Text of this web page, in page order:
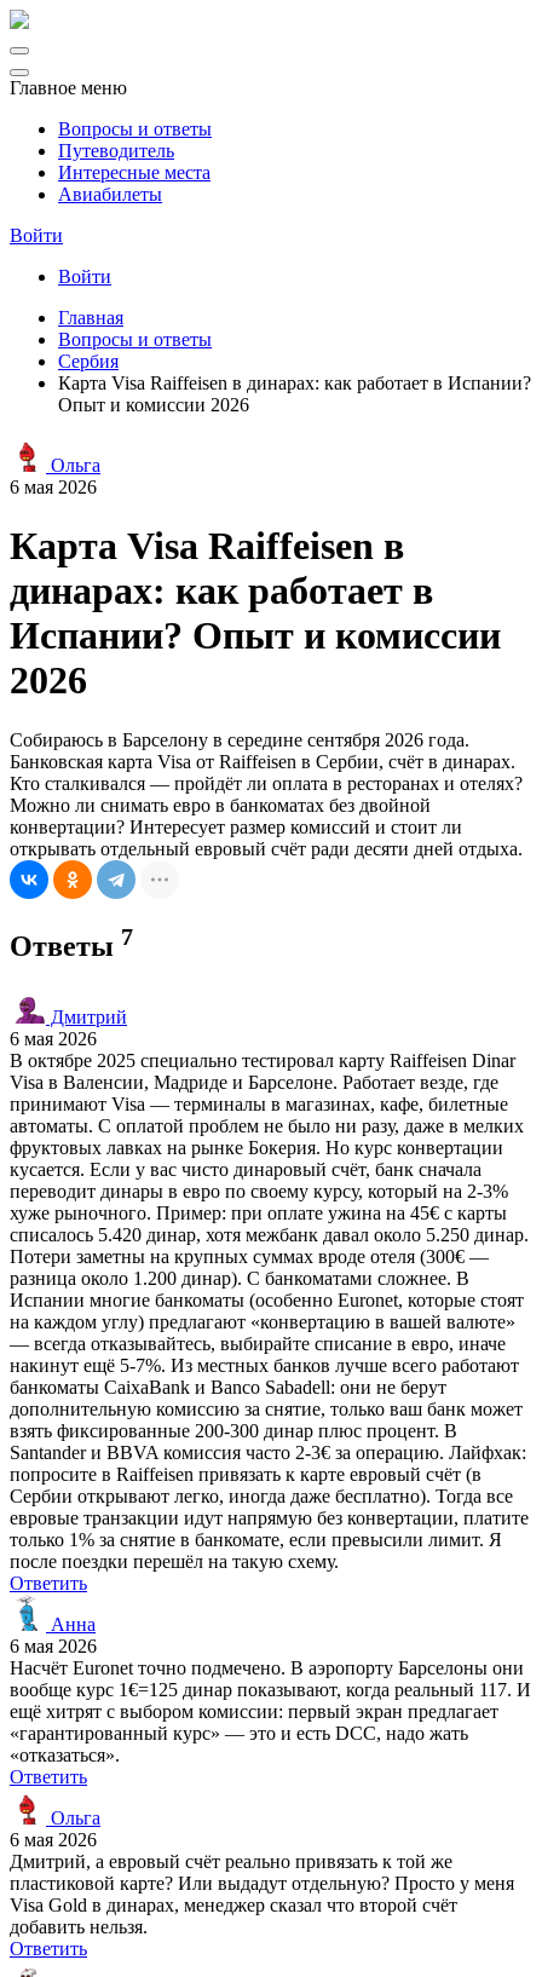
Главное меню
Вопросы и ответы
Путеводитель
Интересные места
Авиабилеты
Войти
Войти
Главная
Вопросы и ответы
Сербия
Карта Visa Raiffeisen в динарах: как работает в Испании?
Опыт и комиссии 2026
Ольга
6 мая 2026
Карта Visa Raiffeisen в
динарах: как работает в
Испании? Опыт и комиссии
2026
Собираюсь в Барселону в середине сентября 2026 года.
Банковская карта Visa от Raiffeisen в Сербии, счёт в динарах.
Кто сталкивался — пройдёт ли оплата в ресторанах и отелях?
Можно ли снимать евро в банкоматах без двойной
конвертации? Интересует размер комиссий и стоит ли
открывать отдельный евровый счёт ради десяти дней отдыха.
Ответы 7
Дмитрий
6 мая 2026
В октябре 2025 специально тестировал карту Raiffeisen Dinar
Visa в Валенсии, Мадриде и Барселоне. Работает везде, где
принимают Visa — терминалы в магазинах, кафе, билетные
автоматы. С оплатой проблем не было ни разу, даже в мелких
фруктовых лавках на рынке Бокерия. Но курс конвертации
кусается. Если у вас чисто динаровый счёт, банк сначала
переводит динары в евро по своему курсу, который на 2-3%
хуже рыночного. Пример: при оплате ужина на 45€ с карты
списалось 5.420 динар, хотя межбанк давал около 5.250 динар.
Потери заметны на крупных суммах вроде отеля (300€ —
разница около 1.200 динар). С банкоматами сложнее. В
Испании многие банкоматы (особенно Euronet, которые стоят
на каждом углу) предлагают «конвертацию в вашей валюте»
— всегда отказывайтесь, выбирайте списание в евро, иначе
накинут ещё 5-7%. Из местных банков лучше всего работают
банкоматы CaixaBank и Banco Sabadell: они не берут
дополнительную комиссию за снятие, только ваш банк может
взять фиксированные 200-300 динар плюс процент. В
Santander и BBVA комиссия часто 2-3€ за операцию. Лайфхак:
попросите в Raiffeisen привязать к карте евровый счёт (в
Сербии открывают легко, иногда даже бесплатно). Тогда все
евровые транзакции идут напрямую без конвертации, платите
только 1% за снятие в банкомате, если превысили лимит. Я
после поездки перешёл на такую схему.
Ответить
Анна
6 мая 2026
Насчёт Euronet точно подмечено. В аэропорту Барселоны они
вообще курс 1€=125 динар показывают, когда реальный 117. И
ещё хитрят с выбором комиссии: первый экран предлагает
«гарантированный курс» — это и есть DCC, надо жать
«отказаться».
Ответить
Ольга
6 мая 2026
Дмитрий, а евровый счёт реально привязать к той же
пластиковой карте? Или выдадут отдельную? Просто у меня
Visa Gold в динарах, менеджер сказал что второй счёт
добавить нельзя.
Ответить